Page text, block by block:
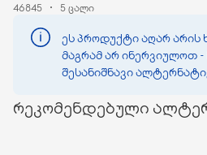
46845 5 ცალი
ეს პროდუქტი აღარ არის
მაგრამ არ ინერვიულოთ -
შესანიშნავი
რეკომენდებული